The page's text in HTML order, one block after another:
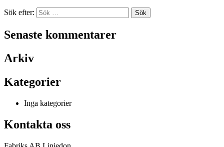
Sök efter:
Senaste kommentarer
Arkiv
Kategorier
Inga kategorier
Kontakta oss